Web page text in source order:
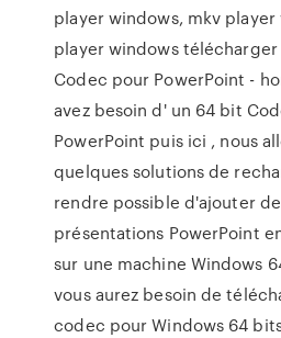
player windows, mkv
player windows
Codec pour PowerPoint -
avez besoin d' un 64 bit
PowerPoint puis ici , nous
quelques solutions de
rendre possible d'ajouter
présentations PowerPoint
sur une machine Windows
vous aurez besoin de
codec pour Windows 64